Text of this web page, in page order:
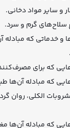
و سایر مواد دخانی.
سلاح‌های گرم و سرد.
و خدماتی که مبادله
که برای
که مبادله آن‌ها
الکلی، روان
که مبادله آن‌ها